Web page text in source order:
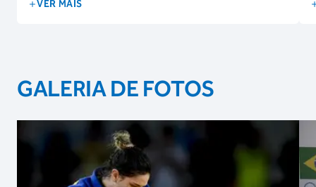
VER MAIS
GALERIA DE FOTOS